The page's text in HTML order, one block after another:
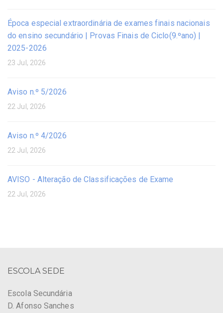
Época especial extraordinária de exames finais nacionais
do ensino secundário | Provas Finais de Ciclo(9.ºano) |
2025-2026
23 Jul, 2026
Aviso n.º 5/2026
22 Jul, 2026
Aviso n.º 4/2026
22 Jul, 2026
AVISO - Alteração de Classificações de Exame
22 Jul, 2026
ESCOLA SEDE
Escola Secundária
D. Afonso Sanches